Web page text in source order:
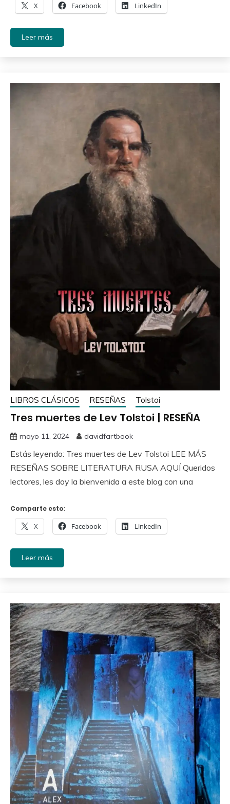
X Facebook LinkedIn
Leer más
LIBROS CLÁSICOS RESEÑAS Tolstoi
Tres muertes de Lev Tolstoi | RESEÑA
mayo 11, 2024 davidfartbook
Estás leyendo: Tres muertes de Lev Tolstoi LEE MÁS
RESEÑAS SOBRE LITERATURA RUSA AQUÍ Queridos
lectores, les doy la bienvenida a este blog con una
Comparte esto:
X Facebook LinkedIn
Leer más